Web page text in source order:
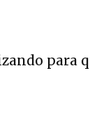
para